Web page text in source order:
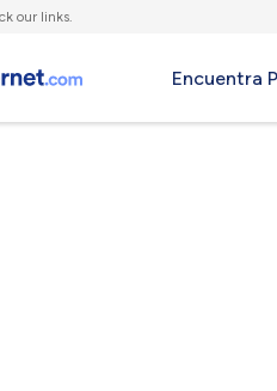
our links.
Encuentra